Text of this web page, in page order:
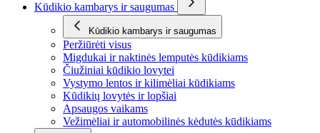
Kūdikio kambarys ir saugumas
Kūdikio kambarys ir saugumas
Peržiūrėti visus
Migdukai ir naktinės lemputės kūdikiams
Čiužiniai kūdikio lovytei
Vystymo lentos ir kilimėliai kūdikiams
Kūdikių lovytės ir lopšiai
Apsaugos vaikams
Vežimėliai ir automobilinės kėdutės kūdikiams